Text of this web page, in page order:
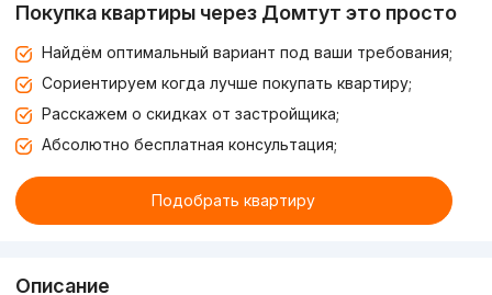
Покупка квартиры через Домтут это просто
Найдём оптимальный вариант под ваши требования;
Сориентируем когда лучше покупать квартиру;
Расскажем о скидках от застройщика;
Абсолютно бесплатная консультация;
Подобрать квартиру
Описание